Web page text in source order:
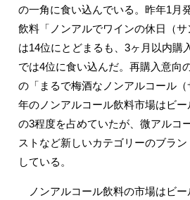
の一角に食い込んでいる。昨年1月
飲料「ノンアルでワインの休日（
は14位にとどまるも、3ヶ月以内購
では4位に食い込んだ。再購入意向
の「まるで梅酒なノンアルコール
年のノンアルコール飲料市場はビ
の3程度を占めていたが、微アルコ
ストなど新しいカテゴリーのブラ
している。
ノンアルコール飲料の市場はビー